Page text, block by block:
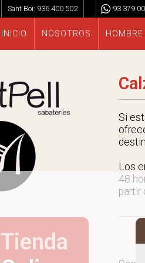
Sant Boi: 936 400 502 93 379
INICIO NOSOTROS HOMBRE
Tienda
Si
Los
48
partir